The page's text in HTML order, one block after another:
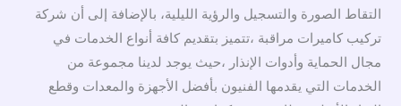
التقاط الصورة والتسجيل والرؤية الليلية، بالإضافة إلى أن شركة
تركيب كاميرات مراقبة ،تتميز بتقديم كافة أنواع الخدمات في
مجال الحماية وأدوات الإنذار ،حيث يوجد لدينا مجموعة من
الخدمات التي يقدمها الفنيون بأفضل الأجهزة والمعدات وقطع